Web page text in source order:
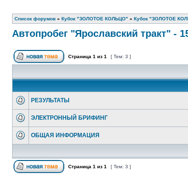
Список форумов » Кубок "ЗОЛОТОЕ КОЛЬЦО" » Кубок "ЗОЛОТОЕ
Автопробег "Ярославский тракт" -
Страница 1 из 1 [ Тем: 3 ]
РЕЗУЛЬТАТЫ
ЭЛЕКТРОННЫЙ БРИФИНГ
ОБЩАЯ ИНФОРМАЦИЯ
Страница 1 из 1 [ Тем: 3 ]